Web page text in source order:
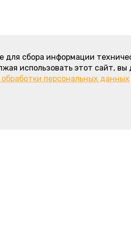
сбора информации
использовать этот сайт,
персональных данных